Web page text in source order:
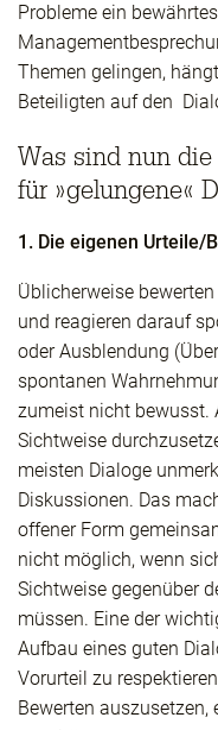
Probleme ein
Themen gelingen,
Beteiligten auf den
Was sind nun
für »gelungene«
1. Die eigenen Urteile/
Üblicherweise
und reagieren darauf
oder Ausblendung
spontanen
zumeist nicht bewusst.
Sichtweise
meisten Dialoge
Diskussionen. Das
offener Form
nicht möglich, wenn
Sichtweise gegenüber
müssen. Eine der
Aufbau eines guten
Vorurteil zu
Bewerten